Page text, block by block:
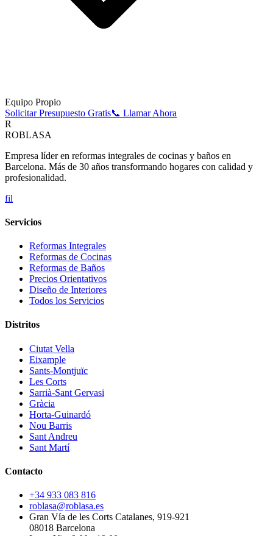
Equipo Propio
Solicitar Presupuesto Gratis📞 Llamar Ahora
R
ROBLASA
Empresa líder en reformas integrales de cocinas y baños en
Barcelona. Más de 30 años transformando hogares con calidad y
profesionalidad.
fil
Servicios
Reformas Integrales
Reformas de Cocinas
Reformas de Baños
Precios Orientativos
Diseño de Interiores
Todos los Servicios
Distritos
Ciutat Vella
Eixample
Sants-Montjuïc
Les Corts
Sarrià-Sant Gervasi
Gràcia
Horta-Guinardó
Nou Barris
Sant Andreu
Sant Martí
Contacto
+34 933 083 816
roblasa@roblasa.es
Gran Vía de les Corts Catalanes, 919-921
08018 Barcelona